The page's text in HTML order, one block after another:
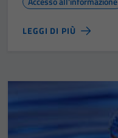
LEGGI DI PIÙ